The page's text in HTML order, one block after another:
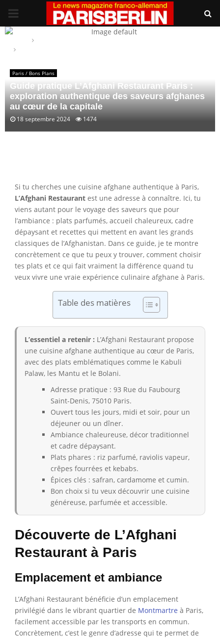
PRIMARY
MENU
Paris / Bons Plans
Guide pratique L’Afghani Restaurant Paris :
exploration authentique des saveurs afghanes
au cœur de la capitale
18 septembre 2024 1474
Si tu cherches une cuisine afghane authentique à Paris,
L’Afghani Restaurant est une adresse à connaître. Ici, tu
viens autant pour le voyage des saveurs que pour
l’ambiance : plats parfumés, accueil chaleureux, cadre
dépaysant et recettes qui mettent en avant les grands
classiques de l’Afghanistan. Dans ce guide, je te montre
concrètement ce que tu peux y trouver, comment choisir
tes plats et ce qui fait vraiment la différence quand tu
veux vivre une vraie expérience culinaire afghane à Paris.
Table des matières
L’essentiel a retenir : L’Afghani Restaurant propose
une cuisine afghane authentique au cœur de Paris,
avec des plats emblématiques comme le Kabuli
Palaw, les Mantu et le Bolani.
Adresse pratique : 93 Rue du Faubourg
Saint-Denis, 75010 Paris.
Ouvert tous les jours, midi et soir, pour un
déjeuner ou un dîner.
Ambiance chaleureuse, décor traditionnel
et cadre dépaysant.
Plats phares : riz parfumé, raviolis vapeur,
crêpes fourrées et kebabs.
Épices clés : safran, cardamome et cumin.
Bon choix si tu veux découvrir une cuisine
généreuse, parfumée et accessible.
Découverte de L’Afghani
Restaurant à Paris
Emplacement et ambiance
L’Afghani Restaurant bénéficie d’un emplacement
privilégié dans le vibrant quartier de Montmartre à Paris,
facilement accessible par les transports en commun.
Concrètement, c’est le genre d’adresse qui te permet de